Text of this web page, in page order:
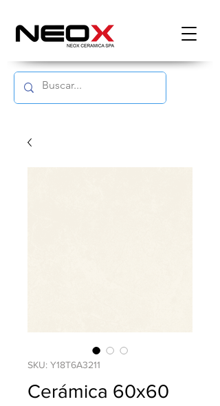
SKU: Y18T6A3211
Cerámica 60x60